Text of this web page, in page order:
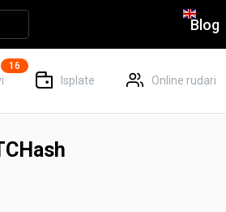
Blog
16
Isplate Online rudari